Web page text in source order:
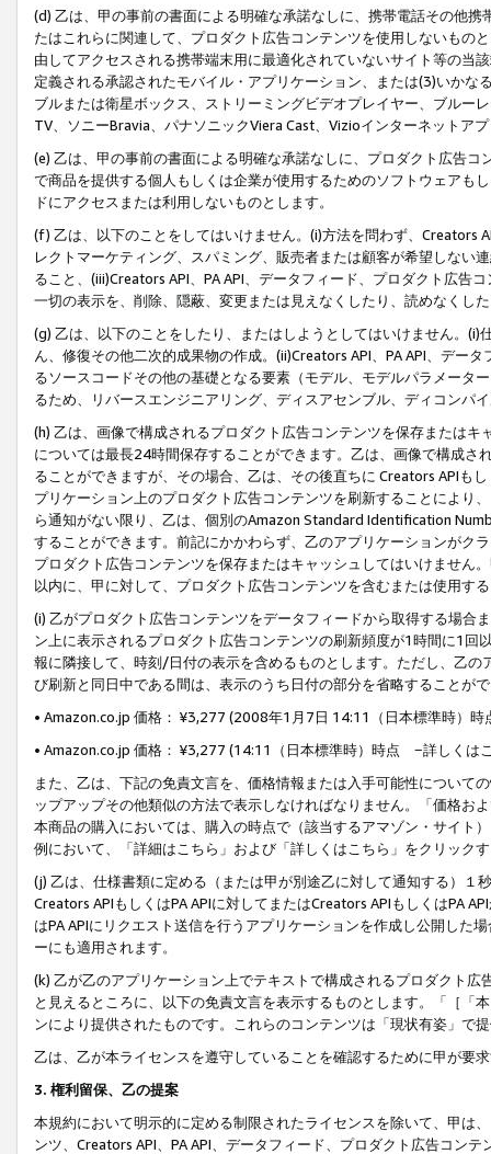
(d) 乙は、甲の事前の書面による明確な承諾なしに、携帯電話その他
たはこれらに関連して、プロダクト広告コンテンツを使用しないもの
由してアクセスされる携帯端末用に最適化されていないサイト等の当
定義される承認されたモバイル・アプリケーション、または(3)いか
ブルまたは衛星ボックス、ストリーミングビデオプレイヤー、ブルー
TV、ソニーBravia、パナソニックViera Cast、Vizioインターネットア
(e) 乙は、甲の事前の書面による明確な承諾なしに、プロダクト広告
で商品を提供する個人もしくは企業が使用するためのソフトウェアも
ドにアクセスまたは利用しないものとします。
(f) 乙は、以下のことをしてはいけません。(i)方法を問わず、Creators
レクトマーケティング、スパミング、販売者または顧客が希望しない
ること、(iii)Creators API、PA API、データフィード、プロダクト広告
一切の表示を、削除、隠蔽、変更または見えなくしたり、読めなくし
(g) 乙は、以下のことをしたり、またはしようとしてはいけません。
ん、修復その他二次的成果物の作成。(ii)Creators API、PA API、デー
るソースコードその他の基礎となる要素（モデル、モデルパラメータ
るため、リバースエンジニアリング、ディスアセンブル、ディコンパ
(h) 乙は、画像で構成されるプロダクト広告コンテンツを保存または
については最長24時間保存することができます。乙は、画像で構成
ることができますが、その場合、乙は、その後直ちに Creators APIも
プリケーション上のプロダクト広告コンテンツを刷新することにより
ら通知がない限り、乙は、個別のAmazon Standard Identification
することができます。前記にかかわらず、乙のアプリケーションがク
プロダクト広告コンテンツを保存またはキャッシュしてはいけません
以内に、甲に対して、プロダクト広告コンテンツを含むまたは使用す
(i) 乙がプロダクト広告コンテンツをデータフィードから取得する場合
ン上に表示されるプロダクト広告コンテンツの刷新頻度が1時間に1
報に隣接して、時刻/日付の表示を含めるものとします。ただし、乙
び刷新と同日中である間は、表示のうち日付の部分を省略することが
• Amazon.co.jp 価格： ¥3,277 (2008年1月7日 14:11（日本標準時）
• Amazon.co.jp 価格： ¥3,277 (14:11（日本標準時）時点 −詳しくは
また、乙は、下記の免責文言を、価格情報または入手可能性について
ップアップその他類似の方法で表示しなければなりません。「価格
本商品の購入においては、購入の時点で（該当するアマゾン・サイト
例において、「詳細はこちら」および「詳しくはこちら」をクリック
(j) 乙は、仕様書類に定める（または甲が別途乙に対して通知する）
Creators APIもしくはPA APIに対してまたはCreators APIもしくはPA
はPA APIにリクエスト送信を行うアプリケーションを作成し公開した
ーにも適用されます。
(k) 乙が乙のアプリケーション上でテキストで構成されるプロダクト
と見えるところに、以下の免責文言を表示するものとします。「［「
ンにより提供されたものです。これらのコンテンツは「現状有姿」で
乙は、乙が本ライセンスを遵守していることを確認するために甲が要
3. 権利留保、乙の提案
本規約において明示的に定める制限されたライセンスを除いて、甲は
ンツ、Creators API、PA API、データフィード、プロダクト広告コン